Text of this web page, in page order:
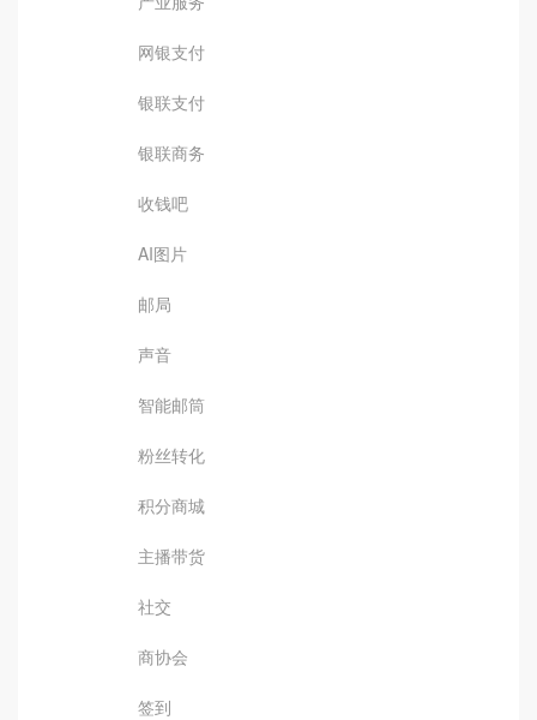
网银支付
银联支付
银联商务
收钱吧
AI图片
邮局
声音
智能邮筒
粉丝转化
积分商城
主播带货
社交
商协会
签到